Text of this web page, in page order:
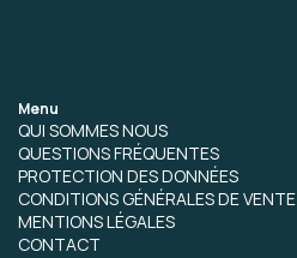
Menu
QUI SOMMES NOUS
QUESTIONS FRÉQUENTES
PROTECTION DES DONNÉES
CONDITIONS GÉNÉRALES DE VENTE
MENTIONS LÉGALES
CONTACT